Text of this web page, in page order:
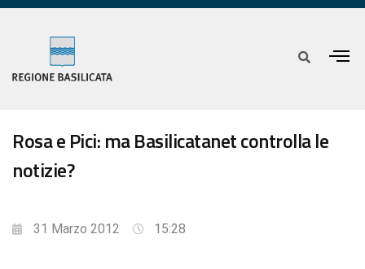
Rosa e Pici: ma Basilicatanet controlla le
notizie?
31 Marzo 2012 15:28